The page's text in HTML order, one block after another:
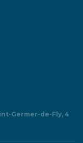
Germer-de-Fly, 4